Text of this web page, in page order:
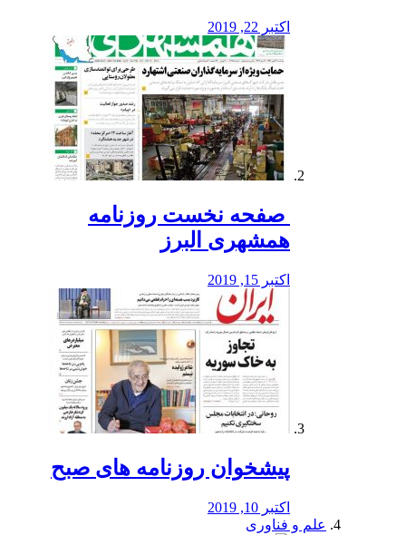
اکتبر 22, 2019
️ صفحه نخست روزنامه‌
همشهری البرز
اکتبر 15, 2019
پیشخوان روزنامه های صبح
اکتبر 10, 2019
علم و فناوری